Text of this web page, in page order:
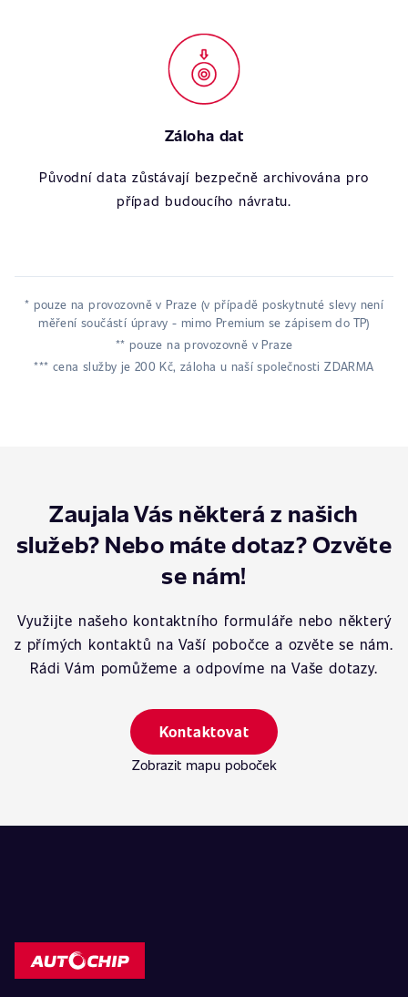
Záloha dat
Původní data zůstávají bezpečně archivována pro
případ budoucího návratu.
* pouze na provozovně v Praze (v případě poskytnuté slevy není
měření součástí úpravy - mimo Premium se zápisem do TP)
** pouze na provozovně v Praze
*** cena služby je 200 Kč, záloha u naší společnosti ZDARMA
Zaujala Vás některá z našich
služeb? Nebo máte dotaz? Ozvěte
se nám!
Využijte našeho kontaktního formuláře nebo některý
z přímých kontaktů na Vaší pobočce a ozvěte se nám.
Rádi Vám pomůžeme a odpovíme na Vaše dotazy.
Kontaktovat
Zobrazit mapu poboček